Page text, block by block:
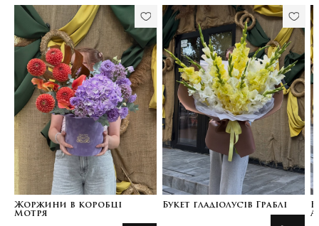
Жоржини в коробці
Мотря
Букет гладіолусів Граблі